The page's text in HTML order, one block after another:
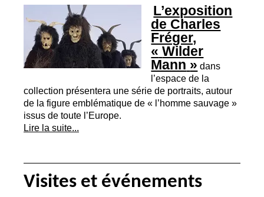
L’exposition
de Charles
Fréger,
« Wilder
Mann » dans
l’espace de la
collection présentera une série de portraits, autour
de la figure emblématique de « l’homme sauvage »
issus de toute l’Europe.
Lire la suite...
Visites et événements